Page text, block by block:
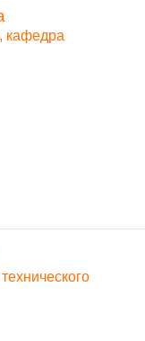
кафедра